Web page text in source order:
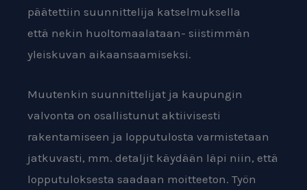
päätettiin suunnittelija katselmuksella
että nekin huoltomaalataan- siistimmän
yleiskuvan aikaansaamiseksi.
Muutenkin suunnittelijat ja kaupungin
valvonta on osallistunut aktiivisesti
rakentamiseen ja lopputulosta varmistetaan
jatkuvasti, mm. detaljit käydään läpi niin, että
lopputuloksesta saadaan moitteeton. Työn